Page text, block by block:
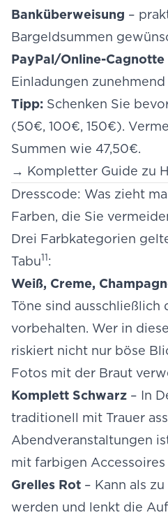
Banküberweisung –
Bargeldsummen
PayPal/Online-Cagnotte
Einladungen
Tipp: Schenken Sie
(50€, 100€, 150€).
Summen wie 47,50€.
→ Kompletter Guide zu
Dresscode: Was zieht
Farben, die Sie
Drei Farbkategorien
Tabu11:
Weiß, Creme,
Töne sind ausschließlich
vorbehalten. Wer in
riskiert nicht nur böse
Fotos mit der Braut
Komplett Schwarz – In
traditionell mit Trauer
Abendveranstaltungen
mit farbigen Accessoires
Grelles Rot – Kann als
werden und lenkt die